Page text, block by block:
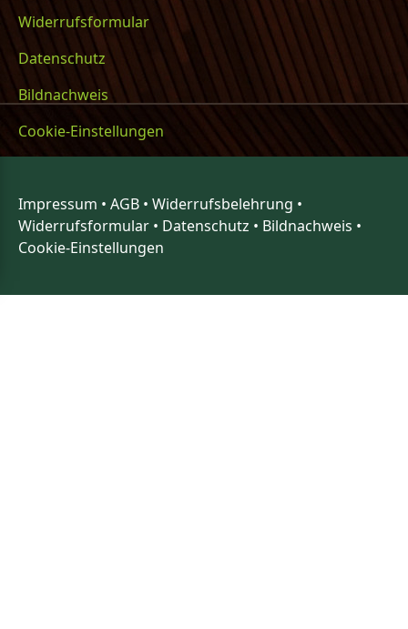
Widerrufsformular
Datenschutz
Bildnachweis
Cookie-Einstellungen
Impressum • AGB • Widerrufsbelehrung •
Widerrufsformular • Datenschutz • Bildnachweis •
Cookie-Einstellungen